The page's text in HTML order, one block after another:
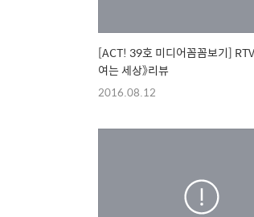
[ACT! 39호 미디어꼼꼼보기]
여는 세상》리뷰
2016.08.12